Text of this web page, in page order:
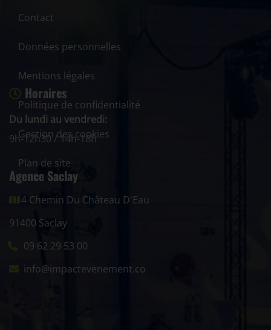
Contact
Données personnelles
Mentions légales
Politique de confidentialité
Gestion des cookies
Plan de site
Horaires
Du lundi au vendredi:
9h-12h30 / 14h-18h
Agence Saclay
4 Chemin Du Château D'Eau
91400 Saclay
09 62 29 53 00
info@impactevenement.co